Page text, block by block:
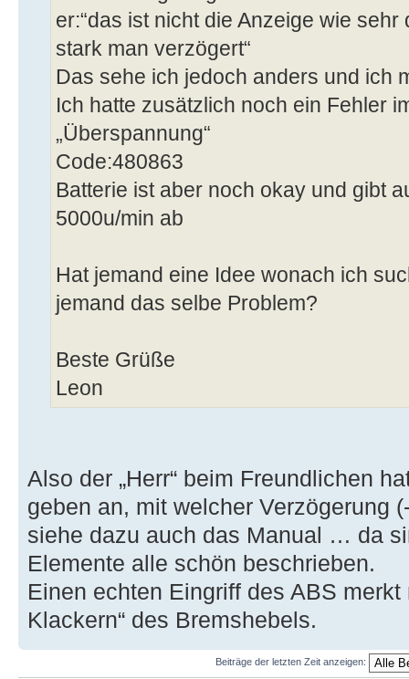
er:“das ist nicht die Anzeige wie
stark man verzögert“
Das sehe ich jedoch anders und ich
Ich hatte zusätzlich noch ein Fehler
„Überspannung“
Code:480863
Batterie ist aber noch okay und gibt
5000u/min ab
Hat jemand eine Idee wonach ich
jemand das selbe Problem?
Beste Grüße
Leon
Also der „Herr“ beim Freundlichen
geben an, mit welcher Verzögerung
siehe dazu auch das Manual … da
Elemente alle schön beschrieben.
Einen echten Eingriff des ABS
Klackern“ des Bremshebels.
Beiträge der letzten Zeit anzeigen: